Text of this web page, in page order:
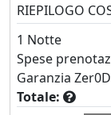
RIEPILOGO
1 Notte
Spese
Garanzia
Totale: